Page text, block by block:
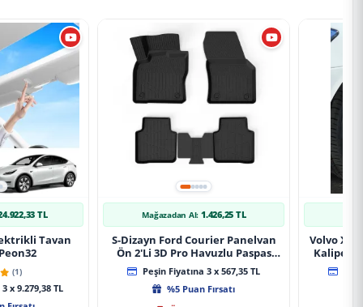
TL
Tavan
(1)
x 9.279,38 TL
Mağazadan Al: 1.426,25 TL
S-Dizayn Ford Courier Panelvan
Ön 2'Li 3D Pro Havuzlu Paspas
2014-2024 A+ Kalite
Peşin Fiyatına 3 x 567,35 TL
%5 Puan Fırsatı
Volvo
Kaliper